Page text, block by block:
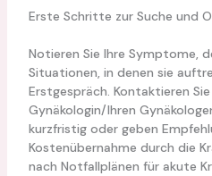
Erste Schritte zur Suche und
Notieren Sie Ihre Symptome,
Situationen, in denen sie
Erstgespräch. Kontaktieren
Gynäkologin/Ihren
kurzfristig oder geben
Kostenübernahme durch die
nach Notfallplänen für akute